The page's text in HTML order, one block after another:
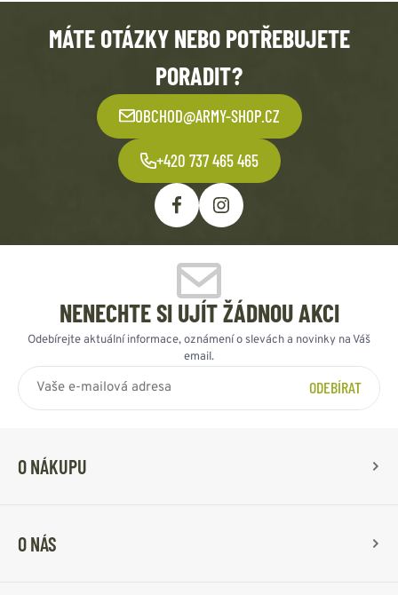
MÁTE OTÁZKY NEBO POTŘEBUJETE
PORADIT?
OBCHOD@ARMY-SHOP.CZ
+420 737 465 465
NENECHTE SI UJÍT ŽÁDNOU AKCI
Odebírejte aktuální informace, oznámení o slevách a novinky na Váš
email.
ODEBÍRAT
O NÁKUPU
O NÁS